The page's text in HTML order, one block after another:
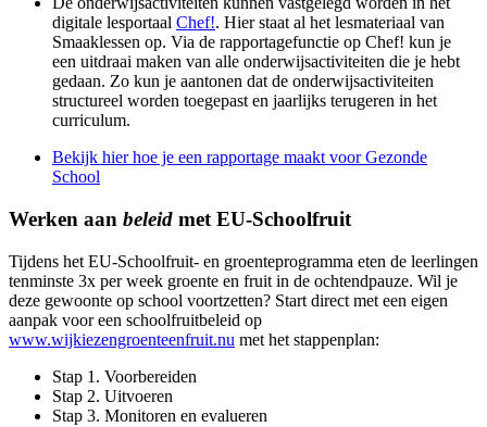
digitale lesportaal Chef!. Hier staat al het lesmateriaal van
Smaaklessen op. Via de rapportagefunctie op Chef! kun je
een uitdraai maken van alle onderwijsactiviteiten die je hebt
gedaan. Zo kun je aantonen dat de onderwijsactiviteiten
structureel worden toegepast en jaarlijks terugeren in het
curriculum.
Bekijk hier hoe je een rapportage maakt voor Gezonde
School
Werken aan beleid met EU-Schoolfruit
Tijdens het EU-Schoolfruit- en groenteprogramma eten de leerlingen
tenminste 3x per week groente en fruit in de ochtendpauze. Wil je
deze gewoonte op school voortzetten? Start direct met een eigen
aanpak voor een schoolfruitbeleid op
www.wijkiezengroenteenfruit.nu met het stappenplan:
Stap 1. Voorbereiden
Stap 2. Uitvoeren
Stap 3. Monitoren en evalueren